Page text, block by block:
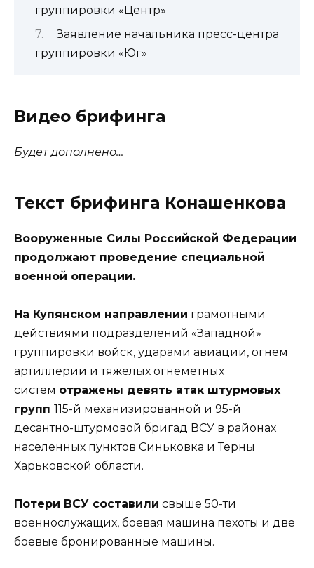
группировки «Центр»
Заявление начальника пресс-центра
группировки «Юг»
Видео брифинга
Будет дополнено…
Текст брифинга Конашенкова
Вооруженные Силы Российской Федерации
продолжают проведение специальной
военной операции.
На Купянском направлении грамотными
действиями подразделений «Западной»
группировки войск, ударами авиации, огнем
артиллерии и тяжелых огнеметных
систем отражены девять атак штурмовых
групп 115-й механизированной и 95-й
десантно-штурмовой бригад ВСУ в районах
населенных пунктов Синьковка и Терны
Харьковской области.
Потери ВСУ составили свыше 50-ти
военнослужащих, боевая машина пехоты и две
боевые бронированные машины.